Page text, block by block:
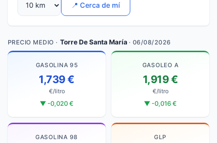
📍 Cerca de mí
PRECIO MEDIO · Torre De Santa María · 06/08/2026
GASOLINA 95
1,739 €
€/litro
▼ -0,020 €
GASOLEO A
1,919 €
€/litro
▼ -0,016 €
GASOLINA 98 GLP